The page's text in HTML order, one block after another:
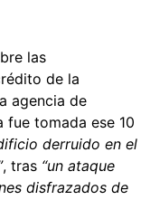
las
de la
agencia de
fue tomada ese 10
derruido en el
, tras “un ataque
disfrazados de